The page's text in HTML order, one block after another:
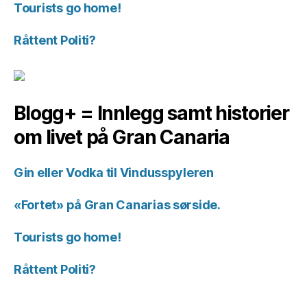
Tourists go home!
Råttent Politi?
Blogg+ = Innlegg samt historier
om livet på Gran Canaria
Gin eller Vodka til Vindusspyleren
«Fortet» på Gran Canarias sørside.
Tourists go home!
Råttent Politi?